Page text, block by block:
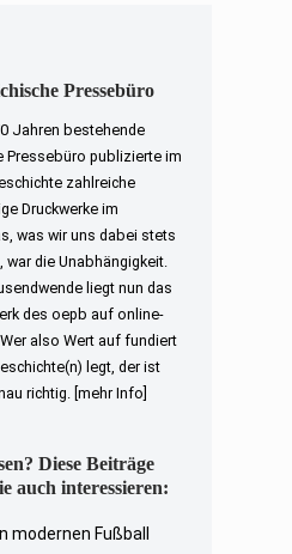
Pressebüro
Jahren bestehende
Pressebüro publizierte im
zahlreiche
Druckwerke im
was wir uns dabei stets
die Unabhängigkeit.
liegt nun das
des oepb auf online-
also Wert auf fundiert
legt, der ist
richtig.
[mehr Info]
Diese Beiträge
auch interessieren:
modernen Fußball